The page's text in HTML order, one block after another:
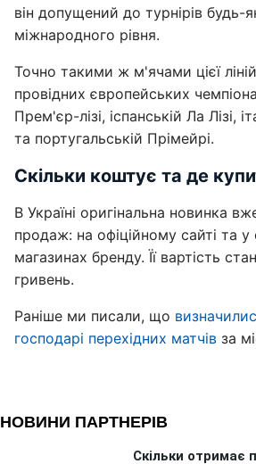
він допущений до турнірів будь-
міжнародного рівня.
Точно такими ж м'ячами цієї
провідних європейських
Прем'єр-лізі, іспанській Ла Лізі,
та португальській Прімейрі.
Скільки коштує та де
В Україні оригінальна новинка
продаж: на офіційному сайті та у
магазинах бренду. Її вартість
гривень.
Раніше ми писали, що
господарі перехідних матчів за